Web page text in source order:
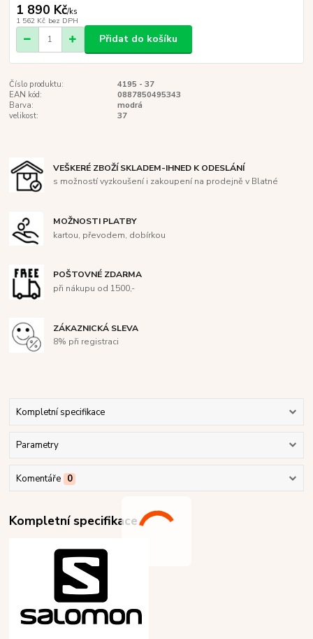
1 890 Kč/ks
1 562 Kč bez DPH
Přidat do košíku
Číslo produktu:
4195 - 37
EAN kód:
0887850495343
Barva:
modrá
velikost:
37
VEŠKERÉ ZBOŽÍ SKLADEM-IHNED K ODESLÁNÍ
s možností vyzkoušení i zakoupení na prodejně v Blatné
MOŽNOSTI PLATBY
kartou, převodem, dobírkou
POŠTOVNÉ ZDARMA
při nákupu od 1500,-
ZÁKAZNICKÁ SLEVA
8% při registraci
Kompletní specifikace
Parametry
Komentáře 0
Kompletní specifikace